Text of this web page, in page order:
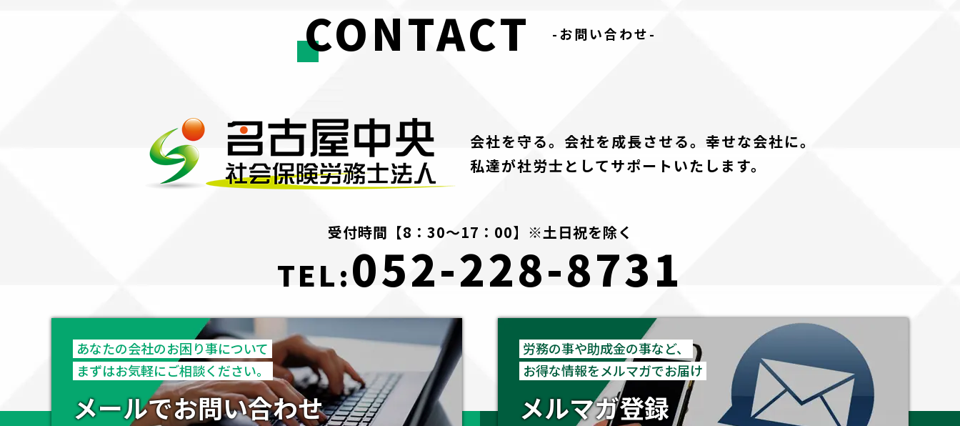
CONTACT -お問い合わせ-
会社を守る。会社を成長させる。幸せな会社に。
私達が社労士としてサポートいたします。
受付時間【8：30～17：00】※土日祝を除く
TEL:052-228-8731
あなたの会社のお困り事について
まずはお気軽にご相談ください。
メールでお問い合わせ
労務の事や助成金の事など、
お得な情報をメルマガでお届け
メルマガ登録